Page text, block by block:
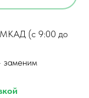
МКАД (с 9:00 до